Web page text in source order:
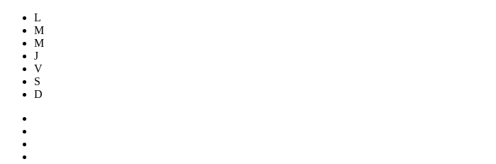
L
M
M
J
V
S
D